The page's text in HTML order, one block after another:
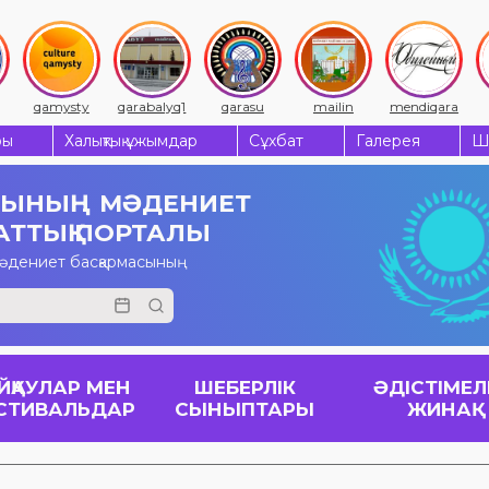
qamysty qarabalyq1 qarasu mailin mendiqara
Халықтық ұжымдар Сұхбат Галерея
МӘДЕНИЕТ
ПОРТАЛЫ
басқармасының
МЕН
ШЕБЕРЛІК
СЫНЫПТАРЫ
ЖИНАҚ